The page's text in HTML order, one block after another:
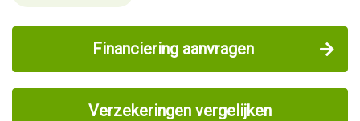
Financiering aanvragen
Verzekeringen vergelijken